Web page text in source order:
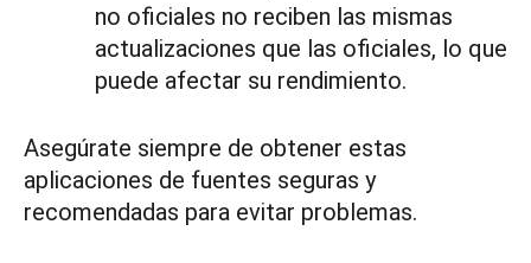
no oficiales no reciben las mismas
actualizaciones que las oficiales, lo que
puede afectar su rendimiento.
Asegúrate siempre de obtener estas
aplicaciones de fuentes seguras y
recomendadas para evitar problemas.